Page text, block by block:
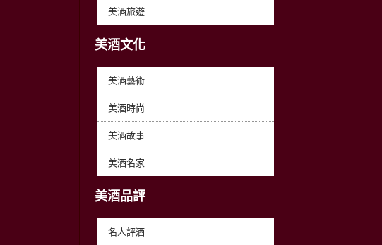
美酒旅遊
美酒文化
美酒藝術
美酒時尚
美酒故事
美酒名家
美酒品評
名人評酒